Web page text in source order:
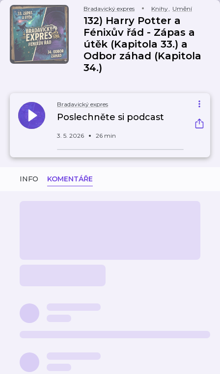
Bradavický expres Knihy, Umění
132) Harry Potter a
Fénixův řád - Zápas a
útěk (Kapitola 33.) a
Odbor záhad (Kapitola
34.)
Bradavický expres
Poslechněte si podcast
3. 5. 2026 26 min
INFO KOMENTÁŘE